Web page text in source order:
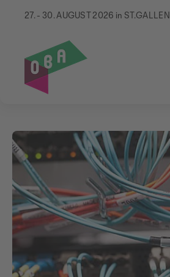
27. - 30. AUGUST 2026 in ST.GALLEN